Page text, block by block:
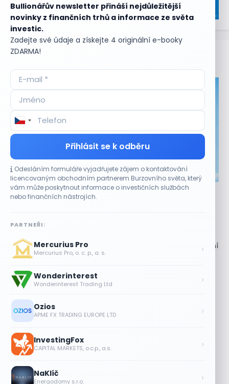
Bullionářův newsletter přináší nejdůležitější
novinky z finančních trhů a informace ze světa
investic.
Zadejte své údaje a získejte 4 originální e-booky
ZDARMA!
Přihlásit se k odběru
Odesláním formuláře vyjadřujete zájem o kontaktování
licencovaným obchodním partnerem Burzovního světa, který
vám může poskytnout informace o investičních službách
nebo finančních nástrojích.
PARTNEŘI:
Mercurius Pro
Mercurius Pro, o. c. p., a. s. ›
Wonderinterest
Wonderinterest Trading Ltd ›
Ozios
APME FX TRADING EUROPE LTD ›
InvestingFox
CAPITAL MARKETS, o.c.p., a.s. ›
NaKlíč
Energodomy s.r.o. ›
Aktuální
CO HÝBE TRHEM
Akcie Micron klesají, ale nejhoršímu výprodeji
paměťových čipů unikly
Micron Technology (MU) ve čtvrtek uzavřely obchodování
se ztrátou 1,3 %. Výrobce paměťových...
Jalapeňová kauza tlačí akcie Chipotle
níž. Analytici ale zůstávají klidní
růstem
7 SRPNA, 2026
Plány Starlinku srazily akcie T-Mobile,